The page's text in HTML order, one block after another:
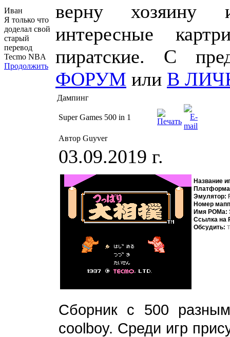
Иван
Я только что
доделал свой
старый
перевод
Tecmo NBA
Продолжить
верну хозяину
интересные
пиратские. С
ФОРУМ или В
Дампинг
Super Games 500 in 1
Автор Guyver
03.09.2019 г.
Название
Эмулятор:
Номер
Имя РОМа:
Ссылка
Обсудить:
Cборник с 500
coolboy. Среди игр